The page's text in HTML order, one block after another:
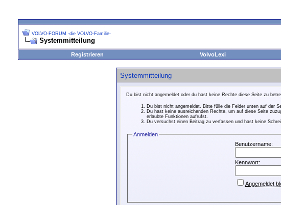
VOLVO-FORUM -die VOLVO-Familie-
Systemmitteilung
Registrieren VolvoLexi
Systemmitteilung
Du bist nicht angemeldet oder du hast keine Rechte diese Seite zu
Du bist nicht angemeldet. Bitte fülle die Felder unten auf der
Du hast keine ausreichenden Rechte, um auf diese Seite
erlaubte Funktionen aufrufst.
Du versuchst einen Beitrag zu verfassen und hast keine
Anmelden
Benutzername:
Kennwort:
Angemeldet